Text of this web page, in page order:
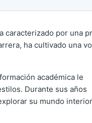
caracterizado por una
ha cultivado una
académica le
Durante sus años
su mundo